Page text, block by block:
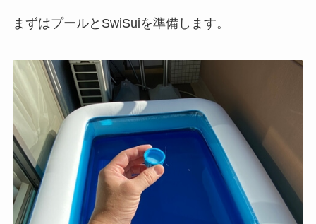
まずはプールとSwiSuiを準備します。